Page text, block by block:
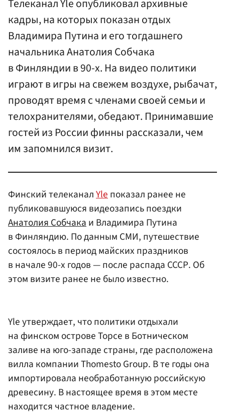
Телеканал Yle опубликовал архивные
кадры, на которых показан отдых
Владимира Путина и его тогдашнего
начальника Анатолия Собчака
в Финляндии в 90-х. На видео политики
играют в игры на свежем воздухе, рыбачат,
проводят время с членами своей семьи и
телохранителями, обедают. Принимавшие
гостей из России финны рассказали, чем
им запомнился визит.
Финский телеканалYle показал ранее не
публиковавшуюся видеозапись поездки
Анатолия Собчака и Владимира Путина
в Финляндию. По данным СМИ, путешествие
состоялось в период майских праздников
в начале 90-х годов — после распада СССР. Об
этом визите ранее не было известно.
Yle утверждает, что политики отдыхали
на финском острове Торсе в Ботническом
заливе на юго-западе страны, где расположена
вилла компании Thomesto Group. В те годы она
импортировала необработанную российскую
древесину. В настоящее время в этом месте
находится частное владение.